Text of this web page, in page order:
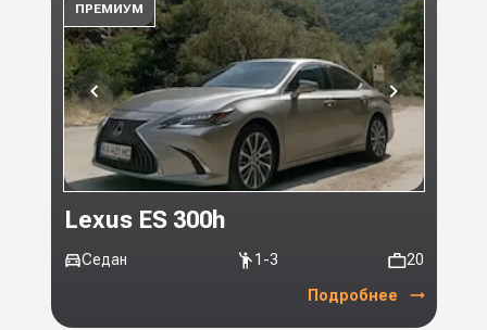
ПРЕМИУМ
Lexus ES 300h
Седан 1-3 20
Подробнее